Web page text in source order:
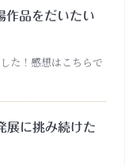
作品をだいたい
た！感想はこちらで
展に挑み続けた